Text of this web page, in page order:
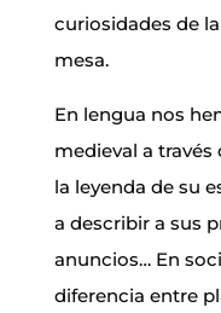
curiosidades de
mesa.
En lengua nos
medieval a través
la leyenda de su
a describir a sus
anuncios… En
diferencia entre